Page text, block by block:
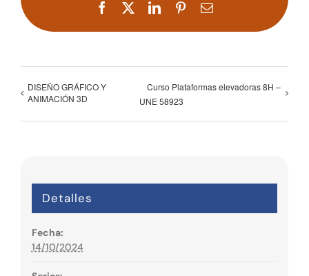
Facebook LinkedInPinterestCorreo
DISEÑO GRÁFICO Y
ANIMACIÓN 3D
Curso Plataformas elevadoras 8H –
UNE 58923
Detalles
Fecha:
14/10/2024